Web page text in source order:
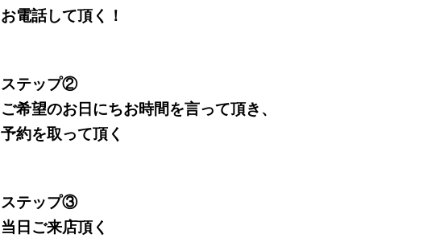
お電話して頂く！
ステップ②
ご希望のお日にちお時間を言って頂き、
予約を取って頂く
ステップ③
当日ご来店頂く